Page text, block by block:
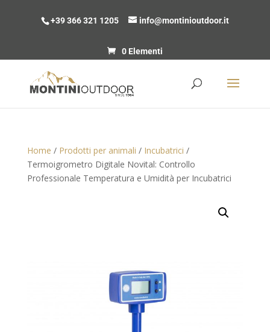
+39 366 321 1205 info@montinioutdoor.it
0 Elementi
Home / Prodotti per animali / Incubatrici /
Termoigrometro Digitale Novital: Controllo
Professionale Temperatura e Umidità per Incubatrici